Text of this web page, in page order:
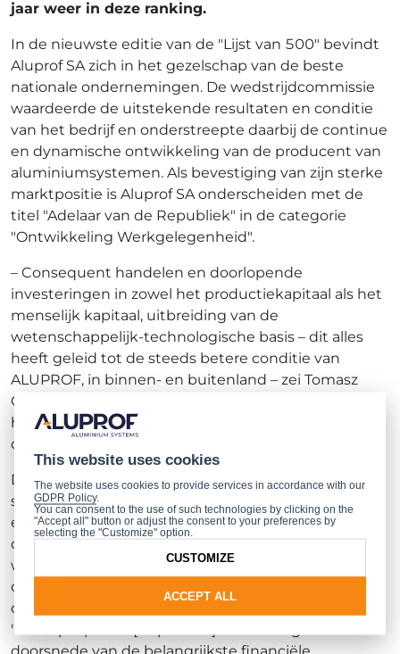
jaar weer in deze ranking.
In de nieuwste editie van de "Lijst van 500" bevindt
Aluprof SA zich in het gezelschap van de beste
nationale ondernemingen. De wedstrijdcommissie
waardeerde de uitstekende resultaten en conditie
van het bedrijf en onderstreepte daarbij de continue
en dynamische ontwikkeling van de producent van
aluminiumsystemen. Als bevestiging van zijn sterke
marktpositie is Aluprof SA onderscheiden met de
titel "Adelaar van de Republiek" in de categorie
"Ontwikkeling Werkgelegenheid".
– Consequent handelen en doorlopende
investeringen in zowel het productiekapitaal als het
menselijk kapitaal, uitbreiding van de
wetenschappelijk-technologische basis – dit alles
heeft geleid tot de steeds betere conditie van
ALUPROF, in binnen- en buitenland – zei Tomasz
Grela, bestuursvoorzitter van Aluprof SA die tijdens
het gala namens het bedrijf een beeldje in
ontvangst nam.
De beeldjes "Adelaar van de Republiek" worden al
sinds 2001 toegekend op basis van criteria die de
effectiviteit, doelmatigheid en het
ontwikkelingspotentieel van de bedrijven
weergeven. De wedstrijdcommissie kiest de
ondernemingen uit de prestigieuze "Lijst van 500"
die is samengesteld door de redactie van de krant
"Rzeczpospolita" [Republiek]. De ranking bevat een
This website uses cookies
The website uses cookies to provide services in accordance with our
GDPR Policy.
You can consent to the use of such technologies by clicking on the
"Accept all" button or adjust the consent to your preferences by
selecting the "Customize" option.
ACCEPT ALL
CUSTOMIZE